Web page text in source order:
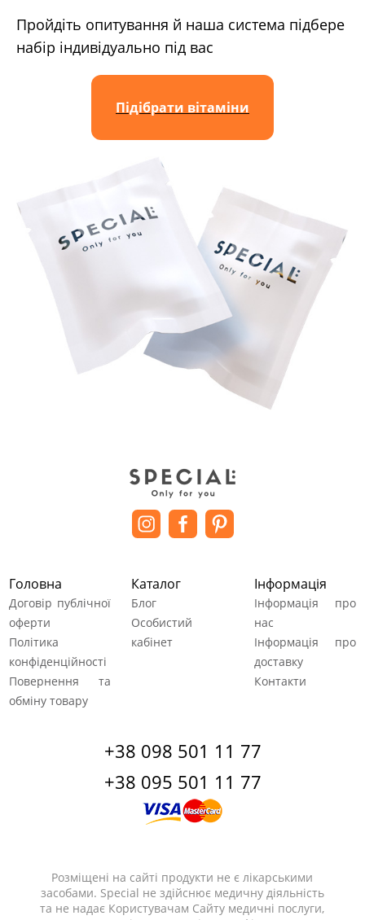
Пройдіть опитування й наша система підбере
набір індивідуально під вас
Підібрати вітаміни
Головна
Договір публічної
оферти
Політика
конфіденційності
Повернення та
обміну товару
Каталог
Блог
Особистий
кабінет
Інформація
Інформація про
нас
Інформація про
доставку
Контакти
+38 098 501 11 77
+38 095 501 11 77
Розміщені на сайті продукти не є лікарськими
засобами. Special не здійснює медичну діяльність
та не надає Користувачам Сайту медичні послуги,